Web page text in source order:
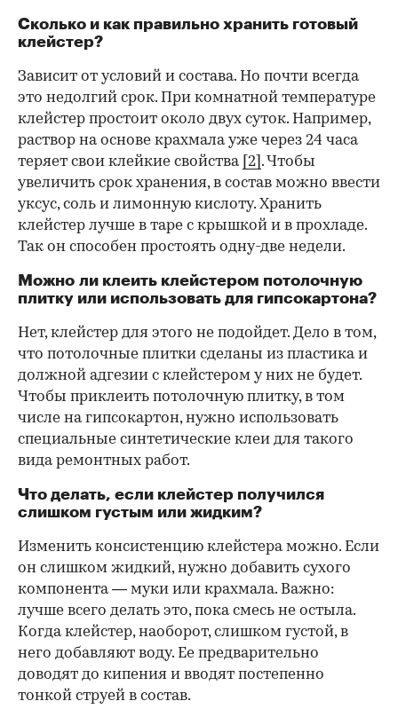
Сколько и как правильно хранить готовый
клейстер?
Зависит от условий и состава. Но почти всегда
это недолгий срок. При комнатной температуре
клейстер простоит около двух суток. Например,
раствор на основе крахмала уже через 24 часа
теряет свои клейкие свойства [2] . Чтобы
увеличить срок хранения, в состав можно ввести
уксус, соль и лимонную кислоту. Хранить
клейстер лучше в таре с крышкой и в прохладе.
Так он способен простоять одну-две недели.
Можно ли клеить клейстером потолочную
плитку или использовать для гипсокартона?
Нет, клейстер для этого не подойдет. Дело в том,
что потолочные плитки сделаны из пластика и
должной адгезии с клейстером у них не будет.
Чтобы приклеить потолочную плитку, в том
числе на гипсокартон, нужно использовать
специальные синтетические клеи для такого
вида ремонтных работ.
Что делать, если клейстер получился
слишком густым или жидким?
Изменить консистенцию клейстера можно. Если
он слишком жидкий, нужно добавить сухого
компонента — муки или крахмала. Важно:
лучше всего делать это, пока смесь не остыла.
Когда клейстер, наоборот, слишком густой, в
него добавляют воду. Ее предварительно
доводят до кипения и вводят постепенно
тонкой струей в состав.